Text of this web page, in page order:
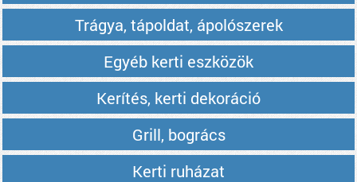
Trágya, tápoldat, ápolószerek
Egyéb kerti eszközök
Kerítés, kerti dekoráció
Grill, bogrács
Kerti ruházat